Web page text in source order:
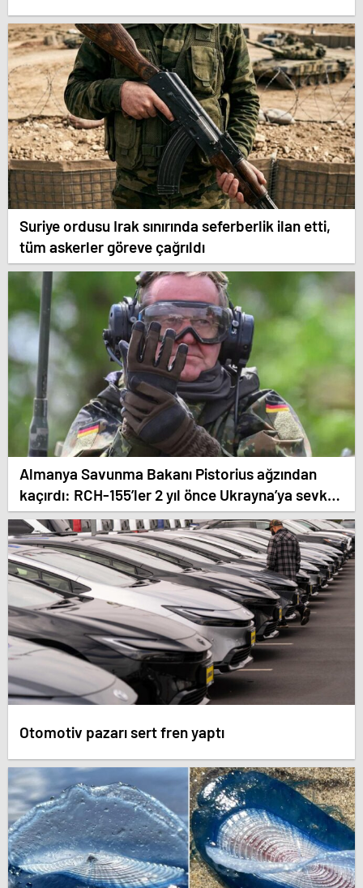
Suriye ordusu Irak sınırında seferberlik ilan etti,
tüm askerler göreve çağrıldı
Almanya Savunma Bakanı Pistorius ağzından
kaçırdı: RCH-155’ler 2 yıl önce Ukrayna’ya sevk
edilmiş
Otomotiv pazarı sert fren yaptı